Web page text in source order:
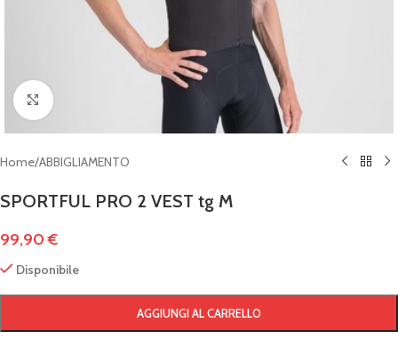
Clicca per ingrandire
Home/ABBIGLIAMENTO
SPORTFUL PRO 2 VEST tg M
99,90€
Disponibile
AGGIUNGI AL CARRELLO